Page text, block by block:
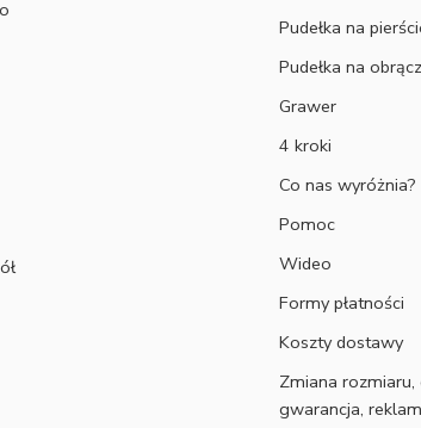
Pudełka na
Pudełka na
Grawer
4 kroki
Co nas wyróżnia?
Pomoc
Wideo
Formy płatności
Koszty dostawy
Zmiana
gwarancja,